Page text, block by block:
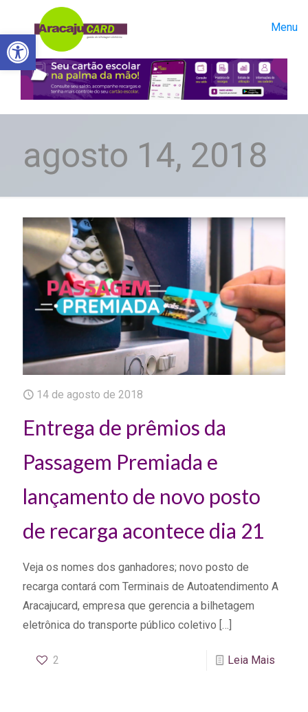
Abrir a barra de ferramentas
Menu
agosto 14, 2018
14 de agosto de 2018
Entrega de prêmios da
Passagem Premiada e
lançamento de novo posto
de recarga acontece dia 21
Veja os nomes dos ganhadores; novo posto de
recarga contará com Terminais de Autoatendimento A
Aracajucard, empresa que gerencia a bilhetagem
eletrônica do transporte público coletivo […]
2 Leia Mais